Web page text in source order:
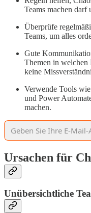
Teams machen darf
Überprüfe
Teams, um alles
Gute
Themen in welchen
keine
Verwende Tools
und Power
machen.
Ursachen für
Unübersichtliche